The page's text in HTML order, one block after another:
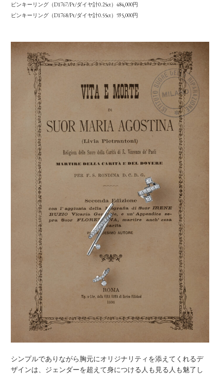
ピンキーリング（D1767/Pt/ダイヤ計0.25ct）484,000円
ピンキーリング（D1768/Pt/ダイヤ計0.55ct）935,000円
シンプルでありながら胸元にオリジナリティを添えてくれるデ
ザインは、ジェンダーを超えて⾝につける人も⾒る⼈も魅了し